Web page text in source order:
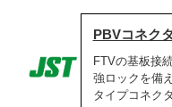
PBVコネクタ
FTVの基板接
強ロックを備
タイプコネク